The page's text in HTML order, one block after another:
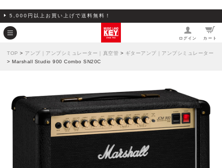
5,000円以上お買い上げで送料無料！
ログイン カート
TOP > アンプ｜アンプシミュレーター｜真空管 > ギターアンプ｜アンプシミュレーター
> Marshall Studio 900 Combo SN20C